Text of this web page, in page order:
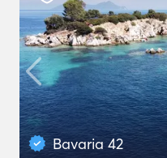
Bavaria 42